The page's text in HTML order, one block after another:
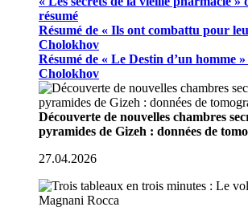
résumé
Résumé de « Ils ont combattu pour
Cholokhov
Résumé de « Le Destin d’un homme
Cholokhov
Découverte de nouvelles chambres
pyramides de Gizeh : données de
27.04.2026